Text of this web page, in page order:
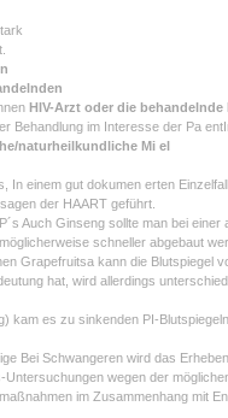
HIV-Arzt oder die
Behandlung im Interesse der Pa
naturheilkundliche Mi el
einem gut dokumen erten
der HAART geführt.
Auch Ginseng sollte man bei
schneller abgebaut
Grapefruitsa kann die Blutspiegel
hat, wird allerdings
kam es zu sinkenden PI-Blutspiegeln.
Bei Schwangeren wird das
wegen der
im Zusammenhang mit